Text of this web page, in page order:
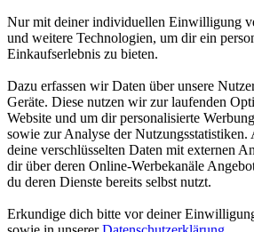
Nur mit deiner individuellen Einwilligung
und weitere Technologien, um dir ein
Einkaufserlebnis zu bieten.
Dazu erfassen wir Daten über unsere
Geräte. Diese nutzen wir zur laufenden
Website und um dir personalisierte
sowie zur Analyse der
deine verschlüsselten Daten mit externen
dir über deren Online-Werbekanäle
du deren Dienste bereits selbst nutzt.
Erkundige dich bitte vor deiner